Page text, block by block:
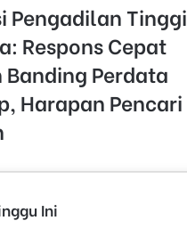
Pengadilan Tinggi
Respons Cepat
Perdata
Harapan Pencari
Ini